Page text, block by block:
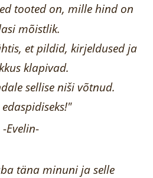
tooted on, mille hind on
mõistlik.
et pildid, kirjeldused ja
klapivad.
sellise niši võtnud.
-Evelin-
täna minuni ja selle